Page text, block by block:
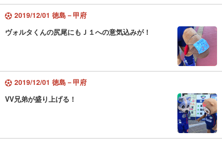
2019/12/01 徳島－甲府
ヴォルタくんの尻尾にもＪ１への意気込みが！
2019/12/01 徳島－甲府
VV兄弟が盛り上げる！